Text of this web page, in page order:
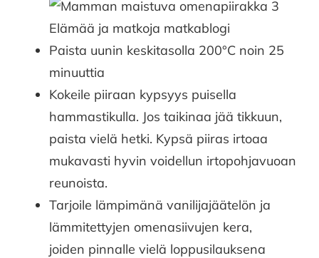
Paista uunin keskitasolla 200°C noin 25
minuuttia
Kokeile piiraan kypsyys puisella
hammastikulla. Jos taikinaa jää tikkuun,
paista vielä hetki. Kypsä piiras irtoaa
mukavasti hyvin voidellun irtopohjavuoan
reunoista.
Tarjoile lämpimänä vanilijajäätelön ja
lämmitettyjen omenasiivujen kera,
joiden pinnalle vielä loppusilauksena